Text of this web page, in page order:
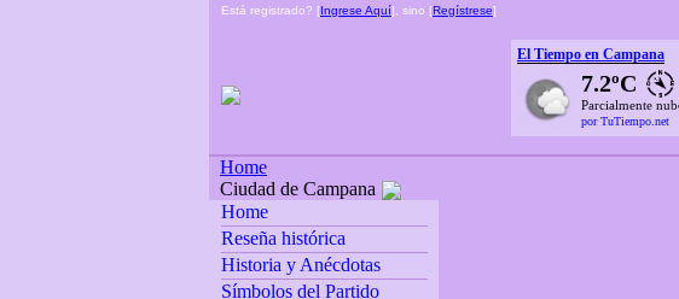
Está registrado? [Ingrese Aquí], sino [Regístrese]
El Tiempo en Campana
7.2ºC
Parcialmente
por TuTiempo.net
Home
Ciudad de Campana
Home
Reseña histórica
Historia y Anécdotas
Símbolos del Partido